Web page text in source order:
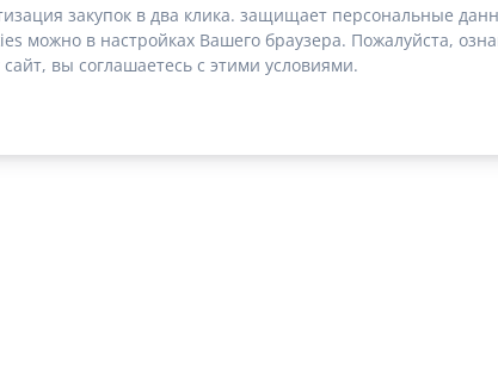
закупок в два клика. защищает персональные
можно в настройках Вашего браузера. Пожалуйста,
вы соглашаетесь с этими условиями.